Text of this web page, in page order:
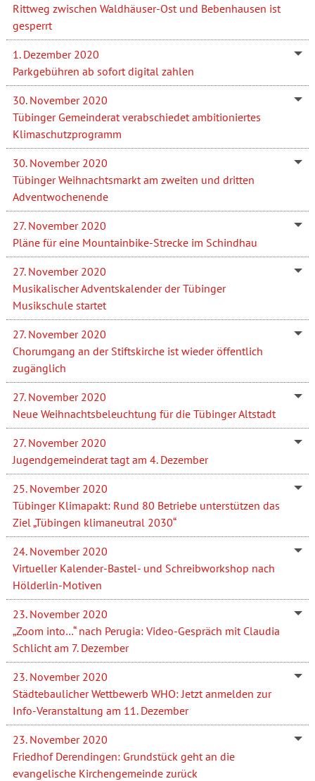
Rittweg zwischen Waldhäuser-Ost und Bebenhausen ist
gesperrt
1. Dezember 2020
Parkgebühren ab sofort digital zahlen
30. November 2020
Tübinger Gemeinderat verabschiedet ambitioniertes
Klimaschutzprogramm
30. November 2020
Tübinger Weihnachtsmarkt am zweiten und dritten
Adventwochenende
27. November 2020
Pläne für eine Mountainbike-Strecke im Schindhau
27. November 2020
Musikalischer Adventskalender der Tübinger
Musikschule startet
27. November 2020
Chorumgang an der Stiftskirche ist wieder öffentlich
zugänglich
27. November 2020
Neue Weihnachtsbeleuchtung für die Tübinger Altstadt
27. November 2020
Jugendgemeinderat tagt am 4. Dezember
25. November 2020
Tübinger Klimapakt: Rund 80 Betriebe unterstützen das
Ziel „Tübingen klimaneutral 2030“
24. November 2020
Virtueller Kalender-Bastel- und Schreibworkshop nach
Hölderlin-Motiven
23. November 2020
„Zoom into…“ nach Perugia: Video-Gespräch mit Claudia
Schlicht am 7. Dezember
23. November 2020
Städtebaulicher Wettbewerb WHO: Jetzt anmelden zur
Info-Veranstaltung am 11. Dezember
23. November 2020
Friedhof Derendingen: Grundstück geht an die
evangelische Kirchengemeinde zurück